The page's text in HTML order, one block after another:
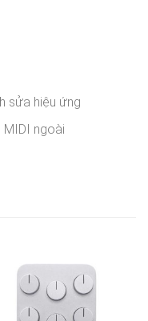
sửa hiệu ứng
MIDI ngoài